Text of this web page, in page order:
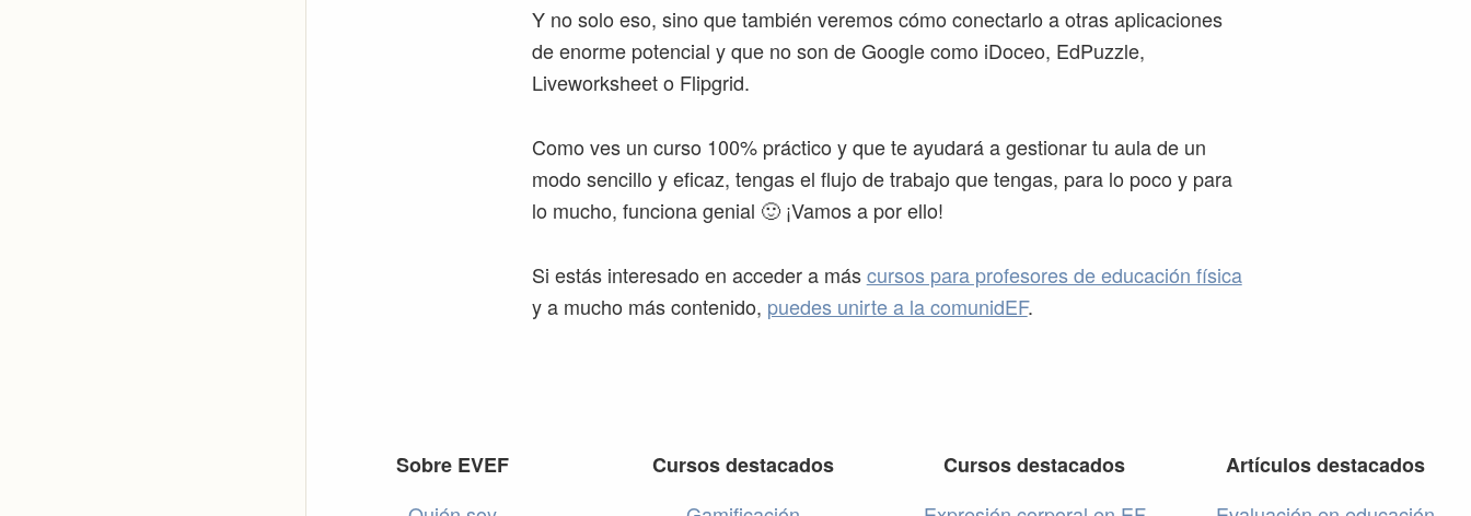
Y no solo eso, sino que también veremos cómo conectarlo a otras aplicaciones
de enorme potencial y que no son de Google como iDoceo, EdPuzzle,
Liveworksheet o Flipgrid.
Como ves un curso 100% práctico y que te ayudará a gestionar tu aula de un
modo sencillo y eficaz, tengas el flujo de trabajo que tengas, para lo poco y para
lo mucho, funciona genial 🙂 ¡Vamos a por ello!
Si estás interesado en acceder a máscursos para profesores de educación física
y a mucho más contenido, puedes unirte a la comunidEF.
FooterSobre EVEF
Cursos destacados
Cursos destacados
Artículos destacados